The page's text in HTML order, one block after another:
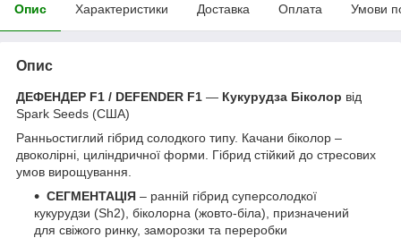
Опис Характеристики Доставка Оплата Умови
Опис
ДЕФЕНДЕР F1 / DEFENDER F1 — Кукурудза Біколор від
Spark Seeds (США)
Ранньостиглий гібрид солодкого типу. Качани біколор –
двоколірні, циліндричної форми. Гібрид стійкий до стресових
умов вирощування.
СЕГМЕНТАЦІЯ – ранній гібрид суперсолодкої
кукурудзи (Sh2), біколорна (жовто-біла), призначений
для свіжого ринку, заморозки та переробки